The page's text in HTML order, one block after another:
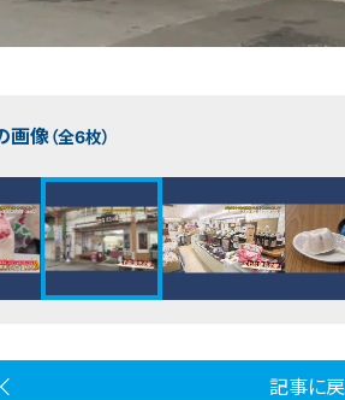
画像（全6枚）
記事に